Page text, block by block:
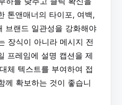
톤앤매너의 타이포, 여백,
브랜드 일관성을 강화해야
장식이 아니라 메시지 전
프레임에 설명 캡션을 제
체 텍스트를 부여하여 접
께 확보하는 것이 좋습니